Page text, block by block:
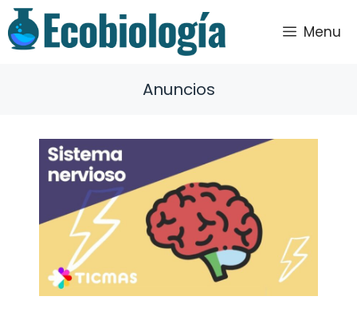
Saltar
al
contenido
Menu
Anuncios